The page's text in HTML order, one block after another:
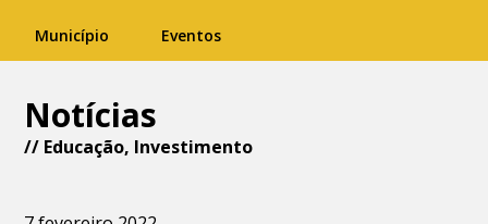
Município Eventos
Notícias
// Educação, Investimento